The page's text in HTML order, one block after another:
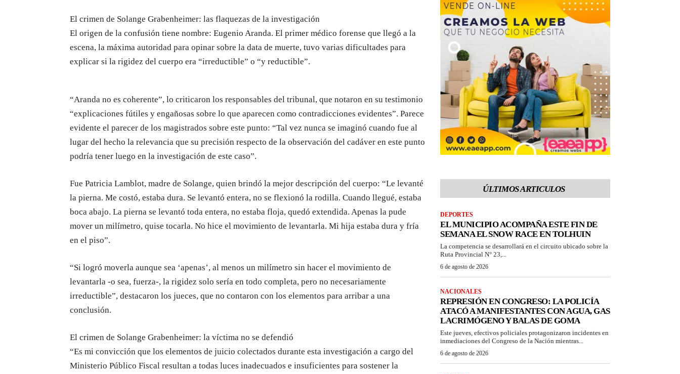
El crimen de Solange Grabenheimer: las flaquezas de la investigación
El origen de la confusión tiene nombre: Eugenio Aranda. El primer médico forense que llegó a la
escena, la máxima autoridad para opinar sobre la data de muerte, tuvo varias dificultades para
explicar si la rigidez del cuerpo era “irreductible” o “y reductible”.
“Aranda no es coherente”, lo criticaron los responsables del tribunal, que notaron en su testimonio
“explicaciones fútiles y engañosas sobre lo que aparecen como contradicciones evidentes”. Parece
evidente el parecer de los magistrados sobre este punto: “Tal vez nunca se imaginó cuando fue al
lugar del hecho la relevancia que su precisión respecto de la observación del cadáver en este punto
podría tener luego en la investigación de este caso”.
Fue Patricia Lamblot, madre de Solange, quien brindó la mejor descripción del cuerpo: “Le levanté
la pierna. Me costó, estaba dura. Se levantó entera, no se flexionó la rodilla. Cuando llegué, estaba
boca abajo. La pierna se levantó toda entera, no estaba floja, quedó extendida. Apenas la pude
mover un milímetro, quise tocarla. No hice el movimiento de levantarla. Mi hija estaba dura y fría
en el piso”.
“Si logró moverla aunque sea ‘apenas’, al menos un milímetro sin hacer el movimiento de
levantarla -o sea, fuerza-, la rigidez solo sería en todo completa, pero no necesariamente
irreductible”, destacaron los jueces, que no contaron con los elementos para arribar a una
conclusión.
El crimen de Solange Grabenheimer: la víctima no se defendió
“Es mi convicción que los elementos de juicio colectados durante esta investigación a cargo del
Ministerio Público Fiscal resultan a todas luces inadecuados e insuficientes para sostener la
ÚLTIMOS ARTICULOS
DEPORTES
EL MUNICIPIO ACOMPAÑA ESTE FIN DE
SEMANA EL SNOW RACE EN TOLHUIN
La competencia se desarrollará en el circuito ubicado sobre la
Ruta Provincial N° 23,...
6 de agosto de 2026
NACIONALES
REPRESIÓN EN CONGRESO: LA POLICÍA
ATACÓ A MANIFESTANTES CON AGUA, GAS
LACRIMÓGENO Y BALAS DE GOMA
Este jueves, efectivos policiales protagonizaron incidentes en
inmediaciones del Congreso de la Nación mientras...
6 de agosto de 2026